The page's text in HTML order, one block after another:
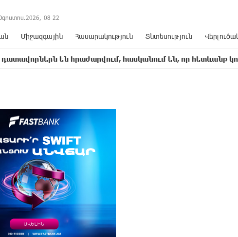
08 22
Միջազգային Հասարակություն Տնտեսություն
են հրաժարվում, հասկանում են, որ հետևանք կունենա